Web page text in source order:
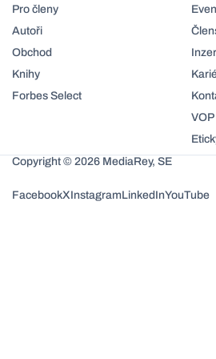
Pro členy
Autoři
Obchod
Knihy
Forbes Select
Copyright © 2026 MediaRey, SE
FacebookXInstagramLinkedInYouTube